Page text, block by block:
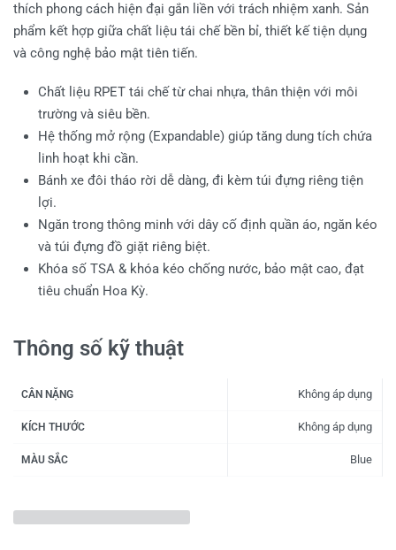
thích phong cách hiện đại gắn liền với trách nhiệm xanh. Sản
phẩm kết hợp giữa chất liệu tái chế bền bỉ, thiết kế tiện dụng
và công nghệ bảo mật tiên tiến.
Chất liệu RPET tái chế từ chai nhựa, thân thiện với môi
trường và siêu bền.
Hệ thống mở rộng (Expandable) giúp tăng dung tích chứa
linh hoạt khi cần.
Bánh xe đôi tháo rời dễ dàng, đi kèm túi đựng riêng tiện
lợi.
Ngăn trong thông minh với dây cố định quần áo, ngăn kéo
và túi đựng đồ giặt riêng biệt.
Khóa số TSA & khóa kéo chống nước, bảo mật cao, đạt
tiêu chuẩn Hoa Kỳ.
Thông số kỹ thuật
CÂN NẶNG Không áp dụng
KÍCH THƯỚC Không áp dụng
MÀU SẮC Blue